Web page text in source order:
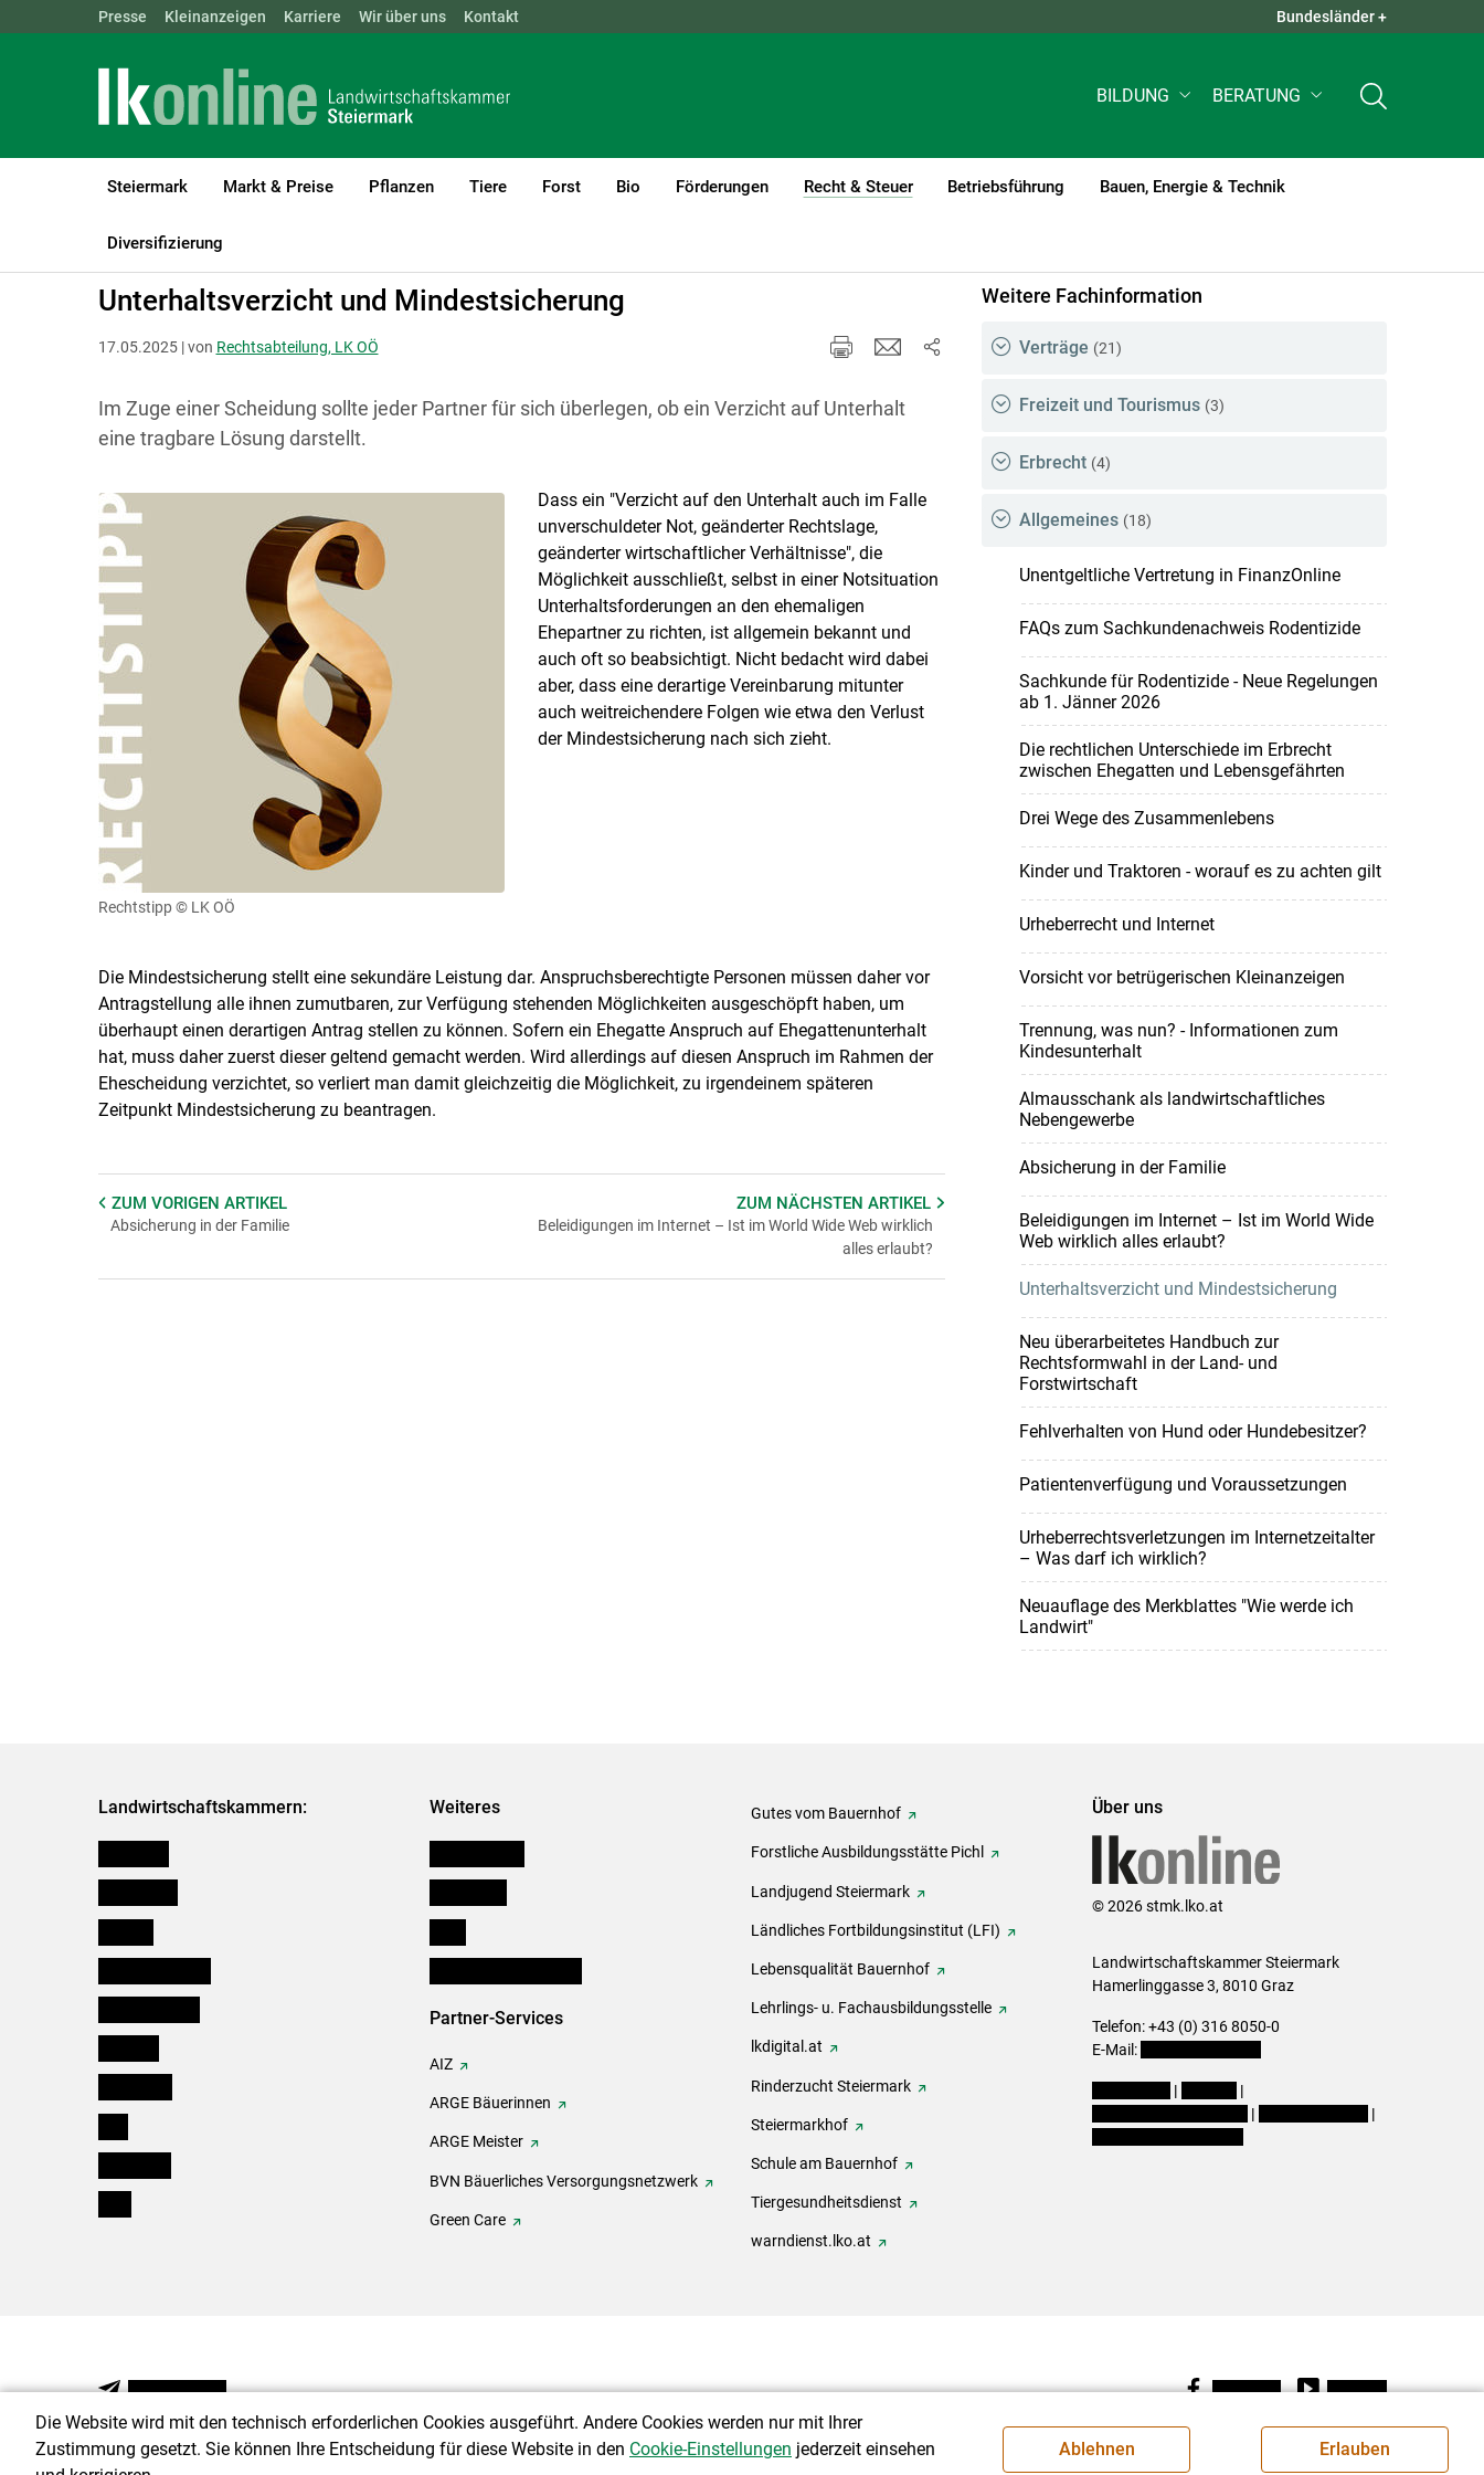
Skip to main content
Landwirtschaftskammern: ÖSTERREICH BGLD KTN NÖ QUICK LINKS +
Presse Kleinanzeigen Karriere Wir über uns Kontakt Bundesländer +
BILDUNG BERATUNG
Steiermark Markt & Preise Pflanzen Tiere Forst Bio Förderungen Recht & Steuer
(current)1
Betriebsführung Bauen, Energie & Technik
Diversifizierung
LK Steiermark Recht & Steuer
Unterhaltsverzicht und Mindestsicherung
17.05.2025 | von Rechtsabteilung, LK OÖ
Im Zuge einer Scheidung sollte jeder Partner für sich überlegen, ob ein Verzicht auf Unterhalt
eine tragbare Lösung darstellt.
Rechtstipp © LK OÖ
Dass ein "Verzicht auf den Unterhalt auch im Falle
unverschuldeter Not, geänderter Rechtslage,
geänderter wirtschaftlicher Verhältnisse", die
Möglichkeit ausschließt, selbst in einer Notsituation
Unterhaltsforderungen an den ehemaligen
Ehepartner zu richten, ist allgemein bekannt und
auch oft so beabsichtigt. Nicht bedacht wird dabei
aber, dass eine derartige Vereinbarung mitunter
auch weitreichendere Folgen wie etwa den Verlust
der Mindestsicherung nach sich zieht.
Die Mindestsicherung stellt eine sekundäre Leistung dar. Anspruchsberechtigte Personen müssen daher vor
Antragstellung alle ihnen zumutbaren, zur Verfügung stehenden Möglichkeiten ausgeschöpft haben, um
überhaupt einen derartigen Antrag stellen zu können. Sofern ein Ehegatte Anspruch auf Ehegattenunterhalt
hat, muss daher zuerst dieser geltend gemacht werden. Wird allerdings auf diesen Anspruch im Rahmen der
Ehescheidung verzichtet, so verliert man damit gleichzeitig die Möglichkeit, zu irgendeinem späteren
Zeitpunkt Mindestsicherung zu beantragen.
ZUM VORIGEN ARTIKEL
Absicherung in der Familie
ZUM NÄCHSTENARTIKEL
Beleidigungen im Internet – Ist im World Wide Web wirklich
alles erlaubt?
Weitere Fachinformation
Verträge (21)
Freizeit und Tourismus (3)
Erbrecht (4)
Allgemeines (18)
Unentgeltliche Vertretung in FinanzOnline
FAQs zum Sachkundenachweis Rodentizide
Sachkunde für Rodentizide - Neue Regelungen
ab 1. Jänner 2026
Die rechtlichen Unterschiede im Erbrecht
zwischen Ehegatten und Lebensgefährten
Drei Wege des Zusammenlebens
Kinder und Traktoren - worauf es zu achten gilt
Urheberrecht und Internet
Vorsicht vor betrügerischen Kleinanzeigen
Trennung, was nun? - Informationen zum
Kindesunterhalt
Almausschank als landwirtschaftliches
Nebengewerbe
Absicherung in der Familie
Beleidigungen im Internet – Ist im World Wide
Web wirklich alles erlaubt?
Unterhaltsverzicht und Mindestsicherung
Neu überarbeitetes Handbuch zur
Rechtsformwahl in der Land- und
Forstwirtschaft
Fehlverhalten von Hund oder Hundebesitzer?
Patientenverfügung und Voraussetzungen
Urheberrechtsverletzungen im Internetzeitalter
– Was darf ich wirklich?
Neuauflage des Merkblattes "Wie werde ich
Landwirt"
Landwirtschaftskammern: Weiteres
Partner-Services
AIZ
ARGE Bäuerinnen
ARGE Meister
BVN Bäuerliches Versorgungsnetzwerk
Green Care
Gutes vom Bauernhof
Forstliche Ausbildungsstätte Pichl
Landjugend Steiermark
Ländliches Fortbildungsinstitut (LFI)
Lebensqualität Bauernhof
Lehrlings- u. Fachausbildungsstelle
lkdigital.at
Rinderzucht Steiermark
Steiermarkhof
Schule am Bauernhof
Tiergesundheitsdienst
warndienst.lko.at
Über uns
© 2026 stmk.lko.at
Landwirtschaftskammer Steiermark
Hamerlinggasse 3, 8010 Graz
Telefon: +43 (0) 316 8050-0
E-Mail:
|
|
|
|
NEWSLETTER Facebook Youtube
Die Website wird mit den technisch erforderlichen Cookies ausgeführt. Andere Cookies werden nur mit Ihrer
Zustimmung gesetzt. Sie können Ihre Entscheidung für diese Website in den Cookie-Einstellungen jederzeit einsehen
Ablehnen Erlauben